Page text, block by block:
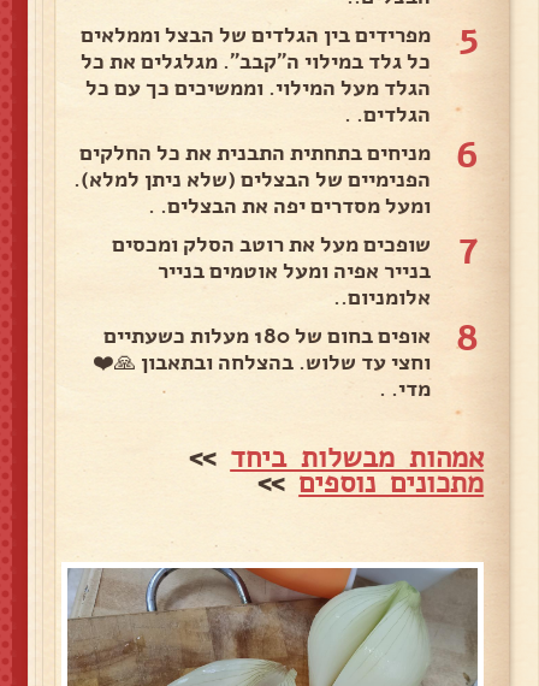
5
מפרידים בין הגלדים של הבצל וממלאים
כל גלד במילוי ה"קבב". מגלגלים את כל
הגלד מעל המילוי. וממשיכים כך עם כל
הגלדים. .
6
מניחים בתחתית התבנית את כל החלקים
הפנימיים של הבצלים (שלא ניתן למלא).
ומעל מסדרים יפה את הבצלים. .
7
שופכים מעל את רוטב הסלק ומכסים
בנייר אפיה ומעל אוטמים בנייר
אלומניום..
8
אופים בחום של 180 מעלות כשעתיים
וחצי עד שלוש. בהצלחה ובתאבון 🙏❤️
מדי. .
אמהות מבשלות ביחד >>
מתכונים נוספים>>